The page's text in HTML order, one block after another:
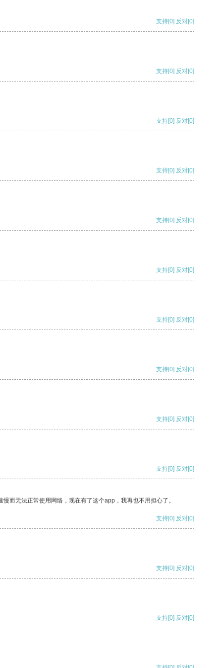
支持[0] 反对[0]
支持[0] 反对[0]
支持[0] 反对[0]
支持[0] 反对[0]
支持[0] 反对[0]
支持[0] 反对[0]
支持[0] 反对[0]
支持[0] 反对[0]
支持[0] 反对[0]
支持[0] 反对[0]
而无法正常使用网络，现在有了这个app，我再也不用担心了。
支持[0] 反对[0]
支持[0] 反对[0]
支持[0] 反对[0]